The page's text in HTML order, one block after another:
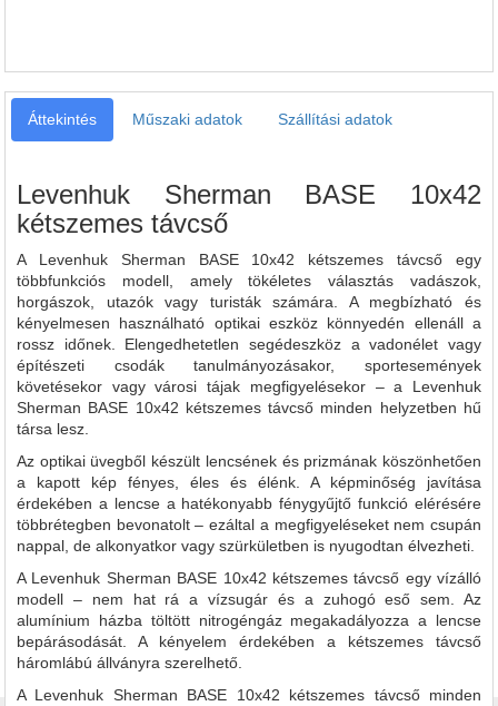
Áttekintés Műszaki adatok Szállítási adatok
Levenhuk Sherman BASE 10x42
kétszemes távcső
A Levenhuk Sherman BASE 10x42 kétszemes távcső egy
többfunkciós modell, amely tökéletes választás vadászok,
horgászok, utazók vagy turisták számára. A megbízható és
kényelmesen használható optikai eszköz könnyedén ellenáll a
rossz időnek. Elengedhetetlen segédeszköz a vadonélet vagy
építészeti csodák tanulmányozásakor, sportesemények
követésekor vagy városi tájak megfigyelésekor – a Levenhuk
Sherman BASE 10x42 kétszemes távcső minden helyzetben hű
társa lesz.
Az optikai üvegből készült lencsének és prizmának köszönhetően
a kapott kép fényes, éles és élénk. A képminőség javítása
érdekében a lencse a hatékonyabb fénygyűjtő funkció elérésére
többrétegben bevonatolt – ezáltal a megfigyeléseket nem csupán
nappal, de alkonyatkor vagy szürkületben is nyugodtan élvezheti.
A Levenhuk Sherman BASE 10x42 kétszemes távcső egy vízálló
modell – nem hat rá a vízsugár és a zuhogó eső sem. Az
alumínium házba töltött nitrogéngáz megakadályozza a lencse
bepárásodását. A kényelem érdekében a kétszemes távcső
háromlábú állványra szerelhető.
A Levenhuk Sherman BASE 10x42 kétszemes távcső minden